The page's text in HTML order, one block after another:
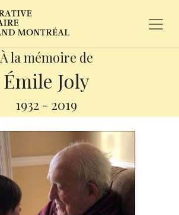
À la mémoire de
Émile Joly
1932 - 2019